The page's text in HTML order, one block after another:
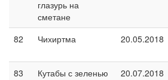
глазурь на
сметане
82 Чихиртма 20.05.2018
83
Кутабы с зеленью 20.07.2018